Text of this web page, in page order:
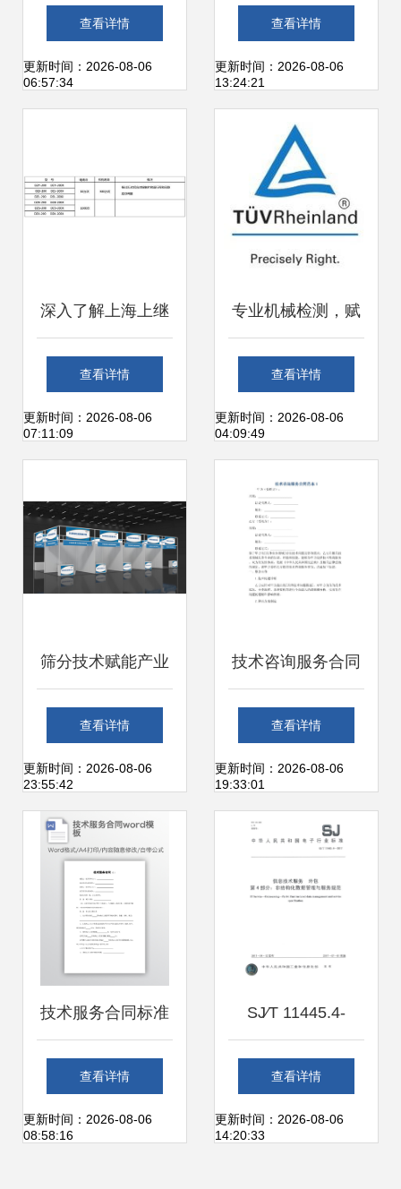
彩家SaaS如何助力
企业数字化转型
查看详情
更新时间：2026-08-06
06:57:34
测序再获突破 两篇
高水平研究文章同
日发表
查看详情
更新时间：2026-08-06
13:24:21
深入了解上海上继
科技dzy 204中间
继电器 产品图片与
查看详情
更新时间：2026-08-06
07:11:09
专业机械检测，赋
能智造未来——无
锡信拓检测技术服
查看详情
更新时间：2026-08-06
04:09:49
筛分技术赋能产业
升级 新乡四企携创
新方案亮相2026济
南生物发酵展
查看详情
更新时间：2026-08-06
23:55:42
技术咨询服务合同
范本
查看详情
更新时间：2026-08-06
19:33:01
技术服务合同标准
模板
查看详情
更新时间：2026-08-06
08:58:16
SJ∕T 11445.4-
2017《信息技术服
务 外包 第4部分 非
查看详情
更新时间：2026-08-06
14:20:33